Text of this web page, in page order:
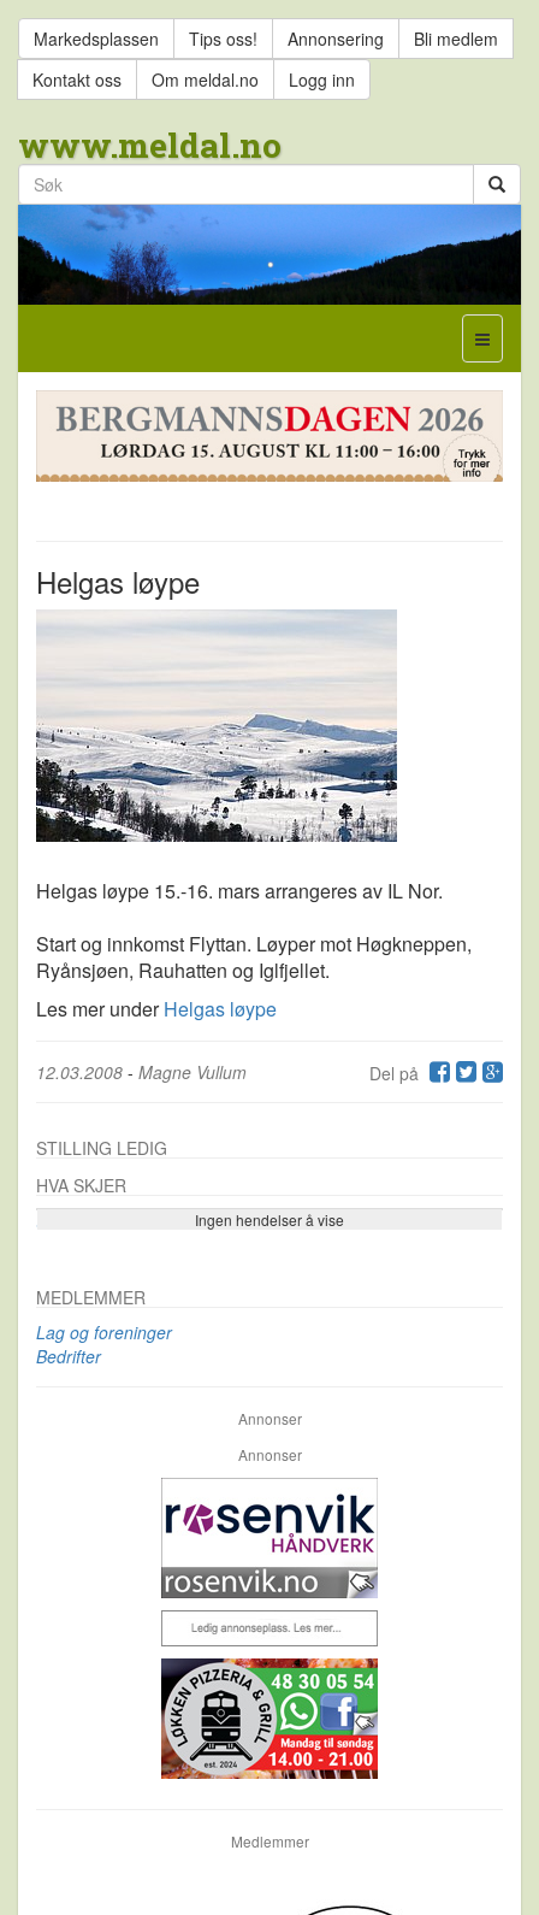
Markedsplassen Tips oss! Annonsering
Bli medlem
Kontakt oss
Om meldal.no Logg inn
www.meldal.no
Helgas løype
Helgas løype 15.-16. mars arrangeres av IL Nor.
Start og innkomst Flyttan. Løyper mot Høgkneppen,
Ryånsjøen, Rauhatten og Iglfjellet.
Les mer underHelgas løype
Del på
12.03.2008 - Magne Vullum
STILLING LEDIG
HVA SKJER
Ingen hendelser å vise
Se flere…
MEDLEMMER
Lag og foreninger
Bedrifter
Annonser
Annonser
Medlemmer